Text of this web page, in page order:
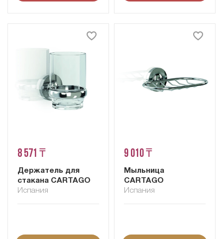
8 571 ₸
Держатель для
стакана CARTAGO
Испания
9 010 ₸
Мыльница
CARTAGO
Испания